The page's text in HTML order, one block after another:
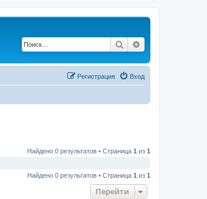
Поиск
Вход
Регистрация
Найдено 0 результатов • Страница 1 из 1
Найдено 0 результатов • Страница 1 из 1
Перейти